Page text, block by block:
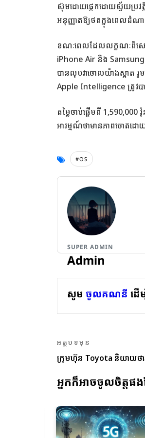
ស៊ុមដោយផ្ដេកដោយស្វ័យប្រវត្
អនុញ្ញាតឱ្យថតក្នុងពេលដំណ
ខណៈពេលដែលលក្ខណៈពិសេស
iPhone Air និង
បានលុបវាចោលយ៉ាងស្អាត
Apple Intelligence ត្រូវប
តម្លៃចាប់ផ្តើមពី
អារម្មណ៍ថាមានភាពចោតដោ
#OS
SUPER ADMIN
Admin
សូម ចូលគណនី ដើ
អត្ថបទមុន
ក្រុមហ៊ុន Toyota និយាយថាវ
អ្នកក៏អាចចូលចិត្តផង